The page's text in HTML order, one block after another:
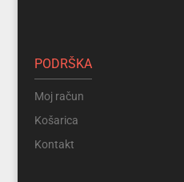
PODRŠKA
Moj račun
Košarica
Kontakt